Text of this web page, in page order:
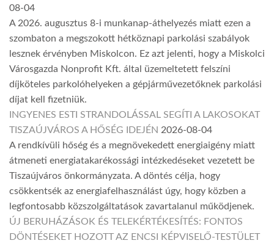
08-04
A 2026. augusztus 8-i munkanap-áthelyezés miatt ezen a
szombaton a megszokott hétköznapi parkolási szabályok
lesznek érvényben Miskolcon. Ez azt jelenti, hogy a Miskolci
Városgazda Nonprofit Kft. által üzemeltetett felszíni
díjköteles parkolóhelyeken a gépjárművezetőknek parkolási
díjat kell fizetniük.
INGYENES ESTI STRANDOLÁSSAL SEGÍTI A LAKOSOKAT
TISZAÚJVÁROS A HŐSÉG IDEJÉN 2026-08-04
A rendkívüli hőség és a megnövekedett energiaigény miatt
átmeneti energiatakarékossági intézkedéseket vezetett be
Tiszaújváros önkormányzata. A döntés célja, hogy
csökkentsék az energiafelhasználást úgy, hogy közben a
legfontosabb közszolgáltatások zavartalanul működjenek.
ÚJ BERUHÁZÁSOK ÉS TELEKÉRTÉKESÍTÉS: FONTOS
DÖNTÉSEKET HOZOTT AZ ENCSI KÉPVISELŐ-TESTÜLET